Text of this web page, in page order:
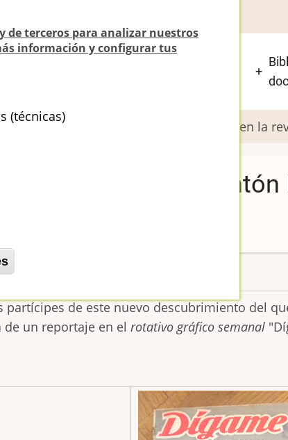
de terceros para analizar nuestros
información y configurar tus
(técnicas)
El frontón Beti-Jai en 1962 en la
El
Jue, 16/01/2020 - 00:44
partícipes de este nuevo descubrimiento del
de un reportaje en el rotativo gráfico semanal